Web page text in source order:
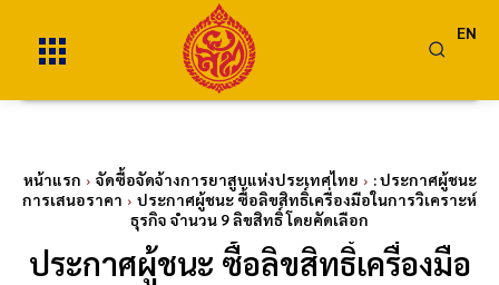
EN
หน้าแรก จัดซื้อจัดจ้างการยาสูบแห่งประเทศไทย
: ประกาศผู้ชนะ
การเสนอราคา
ประกาศผู้ชนะ ซื้อลิขสิทธิ์เครื่องมือในการวิเคราะห์
ธุรกิจ จำนวน 9 ลิขสิทธิ์ โดยคัดเลือก
ประกาศผู้ชนะ ซื้อลิขสิทธิ์เครื่องมือ